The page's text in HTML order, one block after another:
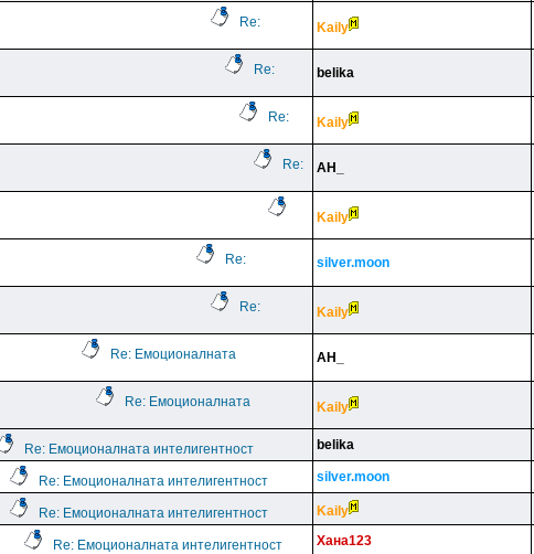
Re:
Kaily
Re:
belika
Re:
Kaily
Re:
AH_
Kaily
Re:
silver.moon
Re:
Kaily
Re: Емоционалната
AH_
Re: Емоционалната
Kaily
Re: Емоционалната интелигентност belika
Re: Емоционалната интелигентност silver.moon
Re: Емоционалната интелигентност Kaily
Re: Емоционалната интелигентност Xaнa123